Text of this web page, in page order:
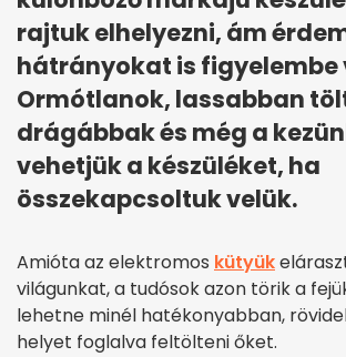
rajtuk elhelyezni, ám
hátrányokat is figyelembe
Ormótlanok, lassabban
drágábbak és még a
vehetjük a készüléket, ha
összekapcsoltuk velük.
Amióta az elektromos kütyük
világunkat, a tudósok azon törik a
lehetne minél hatékonyabban,
helyet foglalva feltölteni őket.